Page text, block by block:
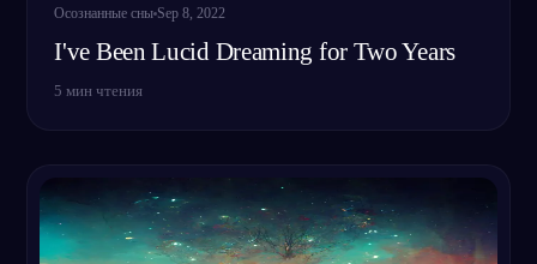
Осознанные сны Sep 8, 2022
I've Been Lucid Dreaming for Two Years
5 мин чтения